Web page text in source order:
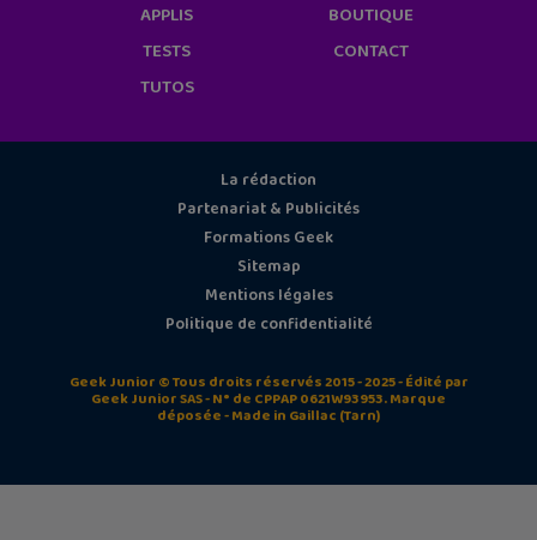
APPLIS
TESTS
TUTOS
BOUTIQUE
CONTACT
La rédaction
Partenariat & Publicités
Formations Geek
Sitemap
Mentions légales
Politique de confidentialité
Geek Junior © Tous droits réservés 2015 - 2025 - Édité par
Geek Junior SAS - N° de CPPAP 0621W93953. Marque
déposée - Made in Gaillac (Tarn)